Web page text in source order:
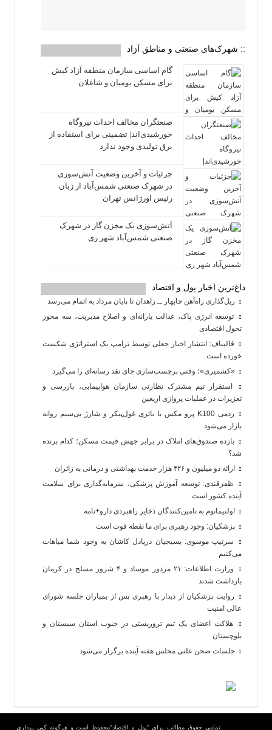
:: شهرک‌های صنعتی و مناطق آزاد
گام اساسی سازمان منطقه آزاد کیش
برای مسکن بومیان و شاغلان
صنعتگران مخالف احداث نیروگاه
خورشیدی‌اند| تضمینی برای استفاده از
برق تولیدی وجود ندارد
جزئیات و آخرین وضعیت آتش‌سوزی
در شهرک صنعتی شمس‌آباد از زبان
رئیس اورژانس تهران
آتش‌سوزی یک مخزن گاز در شهرک
صنعتی شمس‌آباد شهر ری
داغ‌ترین اخبار پول و اقتصاد
ریل‌گذاری راه‌آهن چابهار ــ زاهدان تا پایان مرداد به اتمام می‌رسد
توسعه انرژی پاک، عدالت یارانه‌ای و اصلاح مدیریت، سه محور
تحول اقتصادی
قالیباف: انتشار اخبار جعلی توسط ترامپ یک استراتژی شکست
خورده است
«کشمیری»؛ وقتی برچسب‌سازی جای نقد رسانه‌ای را می‌گیرد
استقرار تیم مشترک نظارتی سازمان هواپیمایی، بازرسی و
تعزیرات در عملیات پروازی اربعین
ردمی K100 پرو مکس با باتری غول‌پیکر و شارژ بی‌سیم روانه
بازار می‌شود
بازده صندوق‌های املاک در برابر جهش قیمت مسکن؛ کدام برنده
شد؟
ارائه دو میلیون و ۴۲۶ هزار خدمت بهداشتی و درمانی به زائران
ظفرقندی: توسعه آموزش پزشکی، سرمایه‌گذاری برای سلامت
آینده کشور است
اولتیماتوم به تامین‌کنندگان ذخایر راهبردی دارو+نامه
پزشکیان: وجود رهبری برای ما نقطه قوت است
سرتیپ موسوی: بسیجیان دریادل کاشان به وجود شما مباهات
می‌کنیم
وزارت اطلاعات: ۲۱ مزدور موساد و ۴ شرور مسلح در کرمان
بازداشت شدند
روایت پزشکیان از دیدار با رهبری پس از بمباران جلسه شورای
عالی امنیت
هلاکت اعضای یک تیم تروریستی در جنوب استان سیستان و
بلوچستان
جلسات صحن علنی مجلس هفته آینده برگزار می‌شود
تمامی حقوق مطالب برای "پول و اقتصاد"محفوظ است و هرگونه کپی برداری